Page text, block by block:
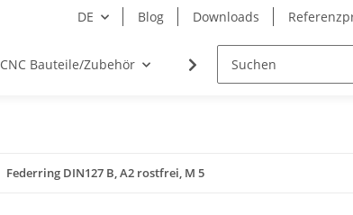
DE Blog Downloads
CNC Bauteile/Zubehör Elektro
Federring DIN127 B, A2 rostfrei, M 5